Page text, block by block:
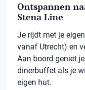
Ontspannen
Stena Line
Je rijdt met je
vanaf Utrecht) en
Aan boord geniet
dinerbuffet als je
eigen hut.